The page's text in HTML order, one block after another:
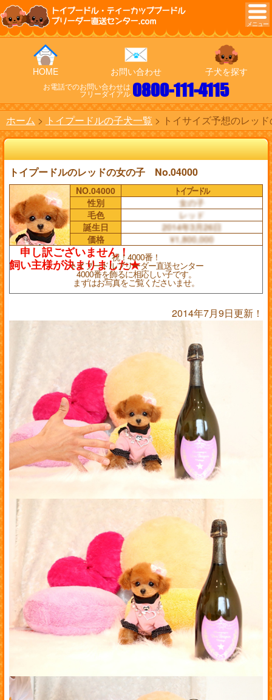
トイプードル・ティーカッププードル
ブリーダー直送センター.com
HOME お問い合わせ 子犬を探す
お電話でのお問い合わせは
フリーダイアル 0800-111-4115
ホーム トイプードルの子犬一覧 トイサイズ予想のレッ
トイプードルのレッドの女の子 No.04000
NO.04000
トイプードル
性別
女の子
毛色
レッド
誕生日
2014年3月26日
価格
¥1,800,000
祝！4000番！
トイプードルブリーダー直送センター
4000番を飾るに相応しい子です。
まずはお写真をご覧くださいませ。
2014年7月9日更新！